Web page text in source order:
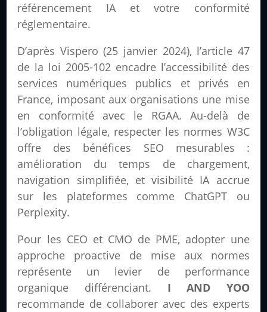
référencement IA et votre conformité
réglementaire.
D’après Vispero (25 janvier 2024), l’article 47
de la loi 2005-102 encadre l’accessibilité des
services numériques publics et privés en
France, imposant aux organisations une mise
en conformité avec le RGAA. Au-delà de
l’obligation légale, respecter les normes W3C
offre des bénéfices SEO mesurables :
amélioration du temps de chargement,
navigation simplifiée, et visibilité IA accrue
sur les plateformes comme ChatGPT ou
Perplexity.
Pour les CEO et CMO de PME, adopter une
approche proactive de mise aux normes
représente un levier de performance
organique différenciant. I AND YOO
recommande de collaborer avec des experts